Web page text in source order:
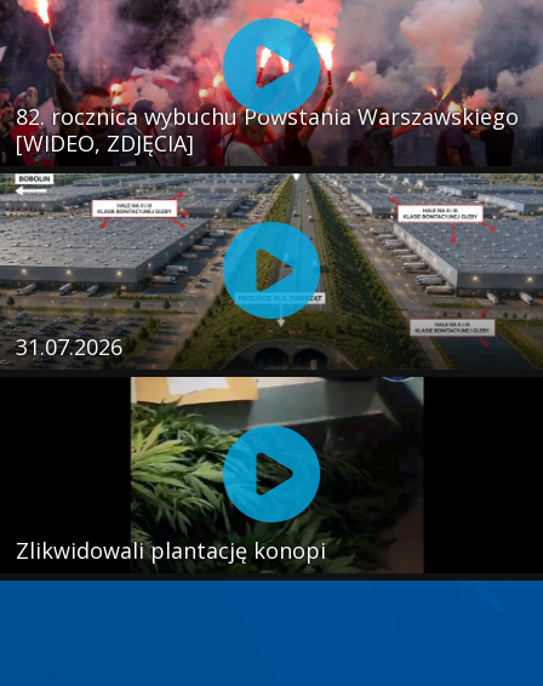
82. rocznica wybuchu Powstania Warszawskiego
[WIDEO, ZDJĘCIA]
31.07.2026
Zlikwidowali plantację konopi